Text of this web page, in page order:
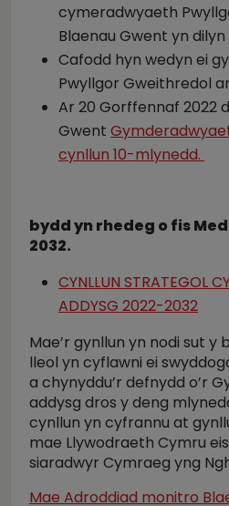
cymeradwyaeth
Blaenau Gwent yn
Cafodd hyn wedyn ei
Pwyllgor Gweithredol
Ar 20 Gorffennaf 2022
Gwent
cynllun 10-mlynedd.
bydd yn rhedeg o fis
2032.
CYNLLUN STRATEGOL
ADDYSG 2022-2032
Mae’r gynllun yn nodi sut y
lleol yn cyflawni ei
a chynyddu’r defnydd o’r
addysg dros y deng
cynllun yn cyfrannu at
mae Llywodraeth Cymru
siaradwyr Cymraeg yng
Mae Adroddiad monitro